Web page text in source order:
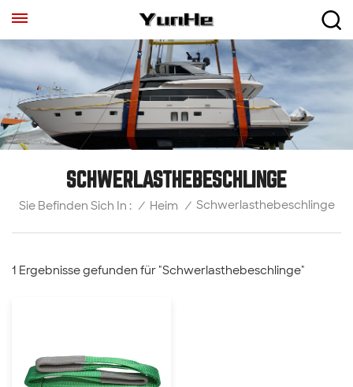
SCHWERLASTHEBESCHLINGE
Sie Befinden Sich In : / Heim / Schwerlasthebeschlinge
1 Ergebnisse gefunden für "Schwerlasthebeschlinge"